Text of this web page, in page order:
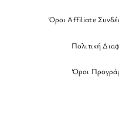
Όροι Affiliate
Πολιτική
Όροι